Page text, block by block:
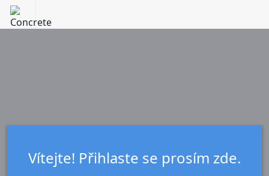
Vítejte! Přihlaste se prosím zde.